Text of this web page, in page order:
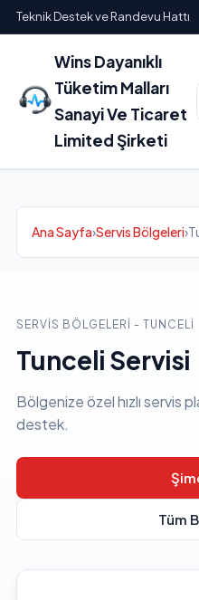
Teknik Destek ve Randevu Hattı
Wins Dayanıklı
Tüketim Malları
Sanayi Ve Ticaret
Limited Şirketi
Ana Sayfa›Servis Bölgeleri›
SERVIS BÖLGELERI - TUNCELI
Tunceli Servisi
Bölgenize özel hızlı servis
destek.
Tüm